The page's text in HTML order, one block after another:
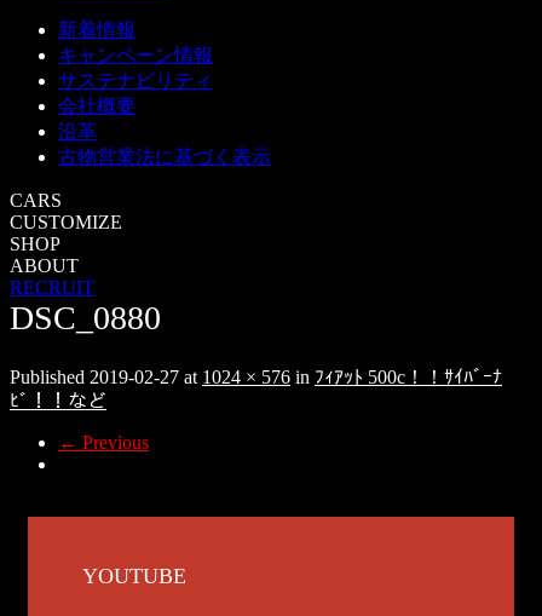
新着情報
キャンペーン情報
サステナビリティ
会社概要
沿革
古物営業法に基づく表示
CARS
CUSTOMIZE
SHOP
ABOUT
RECRUIT
DSC_0880
Published 2019-02-27 at 1024 × 576 in ﾌｨｱｯﾄ 500c！！ｻｲﾊﾞｰﾅ
ﾋﾞ！！など
← Previous
YOUTUBE